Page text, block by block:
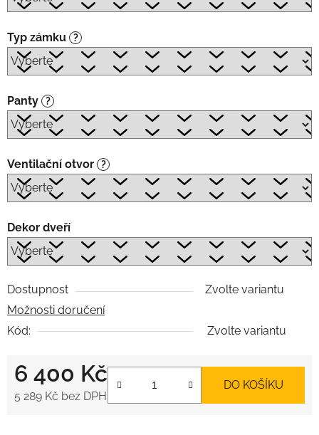
Typ zámku ?
Panty ?
Ventilační otvor ?
Dekor dveří
Dostupnost
Zvolte variantu
Možnosti doručení
Kód:
Zvolte variantu
6 400 Kč
5 289 Kč bez DPH
DO KOŠÍKU